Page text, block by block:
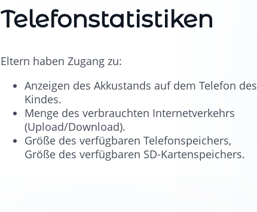
Telefonstatistiken
Eltern haben Zugang zu:
Anzeigen des Akkustands auf dem Telefon des
Kindes.
Menge des verbrauchten Internetverkehrs
(Upload/Download).
Größe des verfügbaren Telefonspeichers,
Größe des verfügbaren SD-Kartenspeichers.